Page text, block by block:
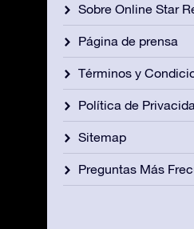
Sobre Online Star
Página de prensa
Términos y
Política de
Sitemap
Preguntas Más